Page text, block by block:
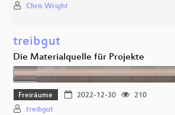
Chris Wright
treibgut
Die Materialquelle für Projekte
Freiräume 2022-12-30
210
treibgut